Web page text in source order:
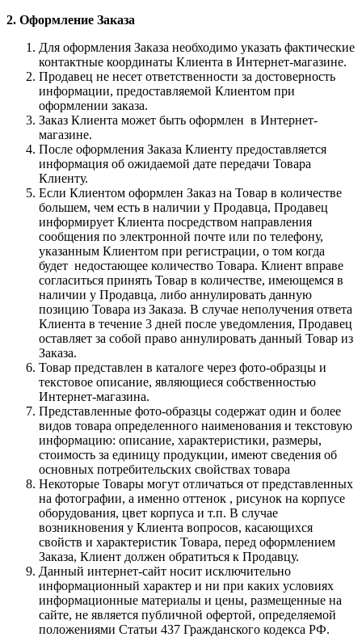
2. Оформление Заказа
Для оформления Заказа необходимо указать фактические
контактные координаты Клиента в Интернет-магазине.
Продавец не несет ответственности за достоверность
информации, предоставляемой Клиентом при
оформлении заказа.
Заказ Клиента может быть оформлен в Интернет-
магазине.
После оформления Заказа Клиенту предоставляется
информация об ожидаемой дате передачи Товара
Клиенту.
Если Клиентом оформлен Заказ на Товар в количестве
большем, чем есть в наличии у Продавца, Продавец
информирует Клиента посредством направления
сообщения по электронной почте или по телефону,
указанным Клиентом при регистрации, о том когда
будет недостающее количество Товара. Клиент вправе
согласиться принять Товар в количестве, имеющемся в
наличии у Продавца, либо аннулировать данную
позицию Товара из Заказа. В случае неполучения ответа
Клиента в течение 3 дней после уведомления, Продавец
оставляет за собой право аннулировать данный Товар из
Заказа.
Товар представлен в каталоге через фото-образцы и
текстовое описание, являющиеся собственностью
Интернет-магазина.
Представленные фото-образцы содержат один и более
видов товара определенного наименования и текстовую
информацию: описание, характеристики, размеры,
стоимость за единицу продукции, имеют сведения об
основных потребительских свойствах товара
Некоторые Товары могут отличаться от представленных
на фотографии, а именно оттенок , рисунок на корпусе
оборудования, цвет корпуса и т.п. В случае
возникновения у Клиента вопросов, касающихся
свойств и характеристик Товара, перед оформлением
Заказа, Клиент должен обратиться к Продавцу.
Данный интернет-сайт носит исключительно
информационный характер и ни при каких условиях
информационные материалы и цены, размещенные на
сайте, не является публичной офертой, определяемой
положениями Статьи 437 Гражданского кодекса РФ.